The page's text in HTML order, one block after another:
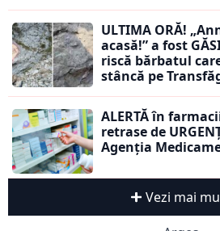
ULTIMA ORĂ!
acasă!” a fost
riscă bărbatul
stâncă pe
ALERTĂ în
retrase de
Agenția
Vezi mai